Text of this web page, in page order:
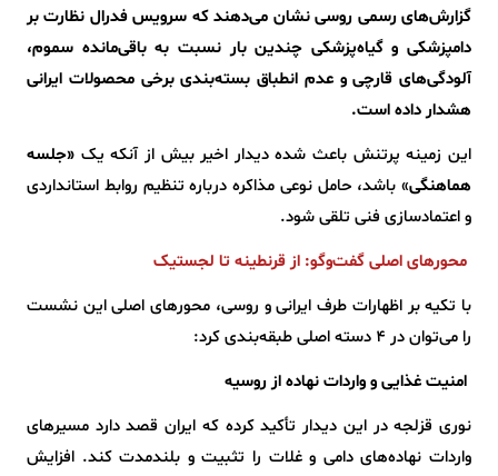
گزارش‌های رسمی روسی نشان می‌دهند که سرویس فدرال نظارت بر
دامپزشکی و گیاه‌پزشکی چندین بار نسبت به باقی‌مانده سموم،
آلودگی‌های قارچی و عدم انطباق بسته‌بندی برخی محصولات ایرانی
هشدار داده است.
این زمینه پرتنش باعث شده دیدار اخیر بیش از آنکه یک «جلسه
هماهنگی» باشد، حامل نوعی مذاکره درباره تنظیم روابط استانداردی
و اعتمادسازی فنی تلقی شود.
محورهای اصلی گفت‌وگو: از قرنطینه تا لجستیک
با تکیه بر اظهارات طرف ایرانی و روسی، محورهای اصلی این نشست
را می‌توان در 4 دسته اصلی طبقه‌بندی کرد:
امنیت غذایی و واردات نهاده از روسیه
نوری قزلجه در این دیدار تأکید کرده که ایران قصد دارد مسیرهای
واردات نهاده‌های دامی و غلات را تثبیت و بلندمدت کند. افزایش